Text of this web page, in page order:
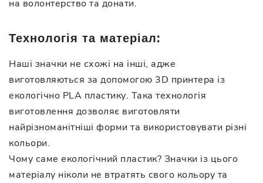
на волонтерство та донати.
Технологія та матеріал:
Наші значки не схожі на інші, адже
виготовляються за допомогою 3D принтера із
екологічно PLA пластику. Така технологія
виготовлення дозволяє виготовляти
найрізноманітніші форми та використовувати різні
кольори.
Чому саме екологічний пластик? Значки із цього
матеріалу ніколи не втратять свого кольору та